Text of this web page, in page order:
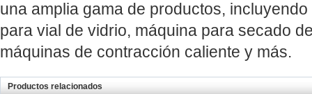
una amplia gama de productos,
para vial de vidrio, máquina para secado
máquinas de contracción caliente y más.
Productos relacionados